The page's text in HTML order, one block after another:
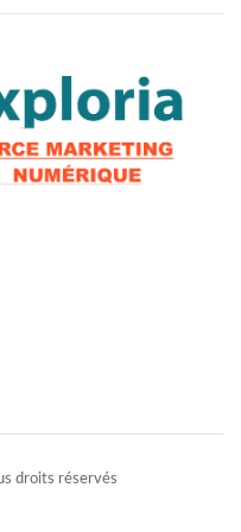
droits réservés